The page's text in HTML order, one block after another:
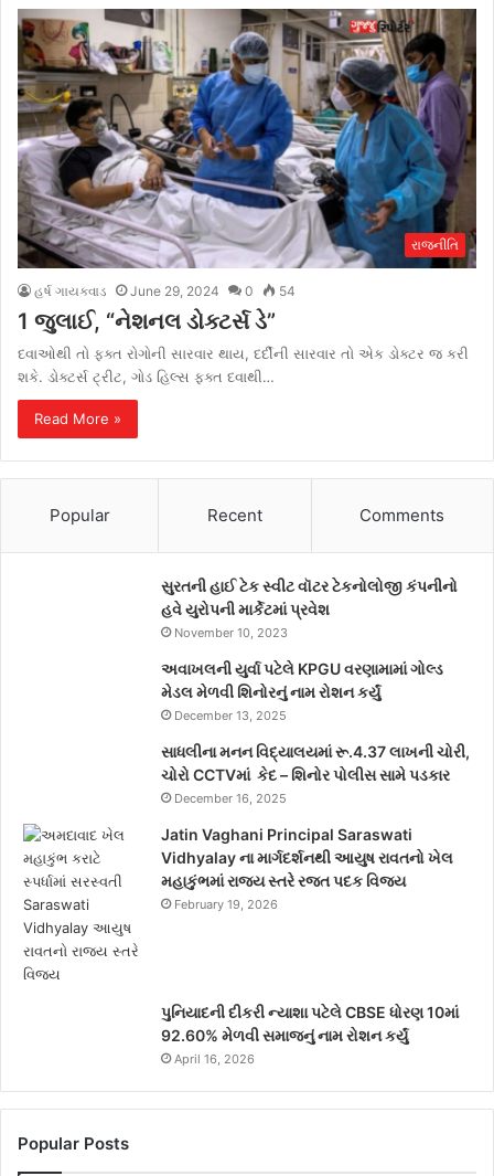
રાજનીતિ
હર્ષ ગાયક્વાડ June 29, 2024 0 54
1 જુલાઈ, “નેશનલ ડોક્ટર્સ ડે”
દવાઓથી તો ફક્ત રોગોની સારવાર થાય, દર્દીની સારવાર તો એક ડોક્ટર જ કરી
શકે. ડોક્ટર્સ ટ્રીટ, ગોડ હિલ્સ ફક્ત દવાથી…
Read More »
Popular Recent Comments
સુરતની હાઈ ટેક સ્વીટ વૉટર ટેકનોલોજી કંપનીનો
હવે યુરોપની માર્કેટમાં પ્રવેશ
November 10, 2023
અવાખલની યુર્વા પટેલે KPGU વરણામામાં ગોલ્ડ
મેડલ મેળવી શિનોરનું નામ રોશન કર્યું
December 13, 2025
સાધલીના મનન વિદ્યાલયમાં રૂ.4.37 લાખની ચોરી,
ચોરો CCTVમાં કેદ – શિનોર પોલીસ સામે પડકાર
December 16, 2025
Jatin Vaghani Principal Saraswati
Vidhyalay ના માર્ગદર્શનથી આયુષ રાવતનો ખેલ
મહાકુંભમાં રાજ્ય સ્તરે રજત પદક વિજય
February 19, 2026
પુનિયાદની દીકરી ન્યાશા પટેલે CBSE ધોરણ 10માં
92.60% મેળવી સમાજનું નામ રોશન કર્યું
April 16, 2026
Popular Posts